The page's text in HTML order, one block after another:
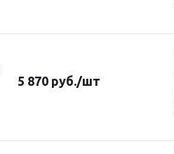
5 870 руб./шт